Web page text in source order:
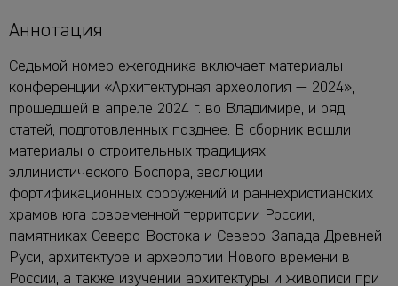
Аннотация
Седьмой номер ежегодника включает материалы
конференции «Архитектурная археология — 2024»,
прошедшей в апреле 2024 г. во Владимире, и ряд
статей, подготовленных позднее. В сборник вошли
материалы о строительных традициях
эллинистического Боспора, эволюции
фортификационных сооружений и раннехристианских
храмов юга современной территории России,
памятниках Северо-Востока и Северо-Запада Древней
Руси, архитектуре и археологии Нового времени в
России, а также изучении архитектуры и живописи при